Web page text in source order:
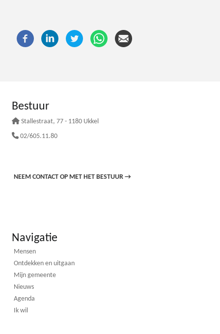
Bestuur
Stallestraat, 77 - 1180 Ukkel
02/605.11.80
NEEM CONTACT OP MET HET BESTUUR →
Navigatie
Mensen
Ontdekken en uitgaan
Mijn gemeente
Nieuws
Agenda
Ik wil